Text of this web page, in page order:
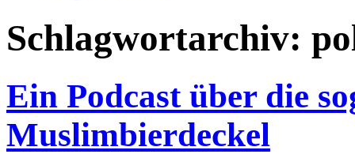
Schlagwortarchiv:
Ein Podcast über die
Muslimbierdeckel